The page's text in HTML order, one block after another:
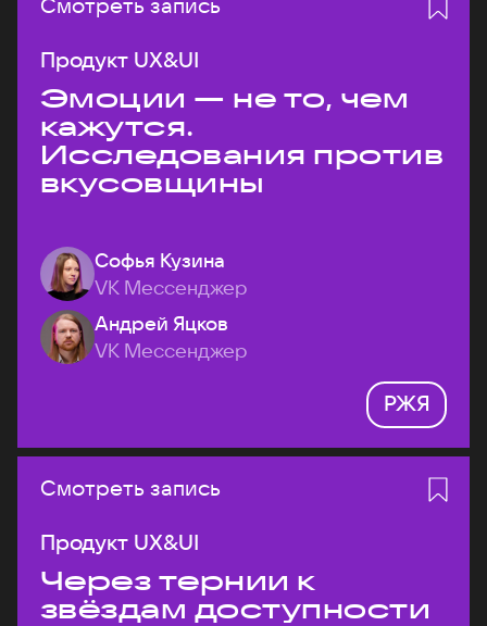
Продукт UX&UI
Эмоции — не то, чем
кажутся.
Исследования против
вкусовщины
Софья Кузина
VK Мессенджер
Андрей Яцков
VK Мессенджер
РЖЯ
Смотреть запись
Продукт UX&UI
Через тернии к
звёздам доступности